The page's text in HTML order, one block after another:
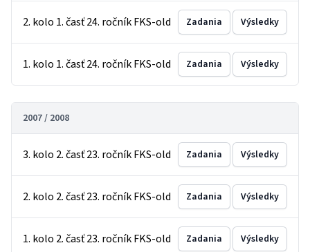
2. kolo 1. časť 24. ročník FKS-old Zadania Výsledky
1. kolo 1. časť 24. ročník FKS-old Zadania Výsledky
2007 / 2008
3. kolo 2. časť 23. ročník FKS-old Zadania Výsledky
2. kolo 2. časť 23. ročník FKS-old Zadania Výsledky
1. kolo 2. časť 23. ročník FKS-old Zadania Výsledky